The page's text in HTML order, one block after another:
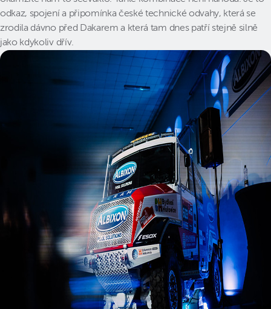
odkaz, spojení a připomínka české technické odvahy, která se
zrodila dávno před Dakarem a která tam dnes patří stejně silně
jako kdykoliv dřív.